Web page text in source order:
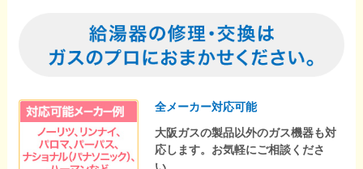
全メーカー対応可能
大阪ガスの製品以外のガス機器も対
応します。お気軽にご相談くださ